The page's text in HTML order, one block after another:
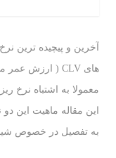
آخرین و پیچیده ترین
معمولا به اشتباه نرخ
این مقاله ماهیت این
به تفصیل در خصوص